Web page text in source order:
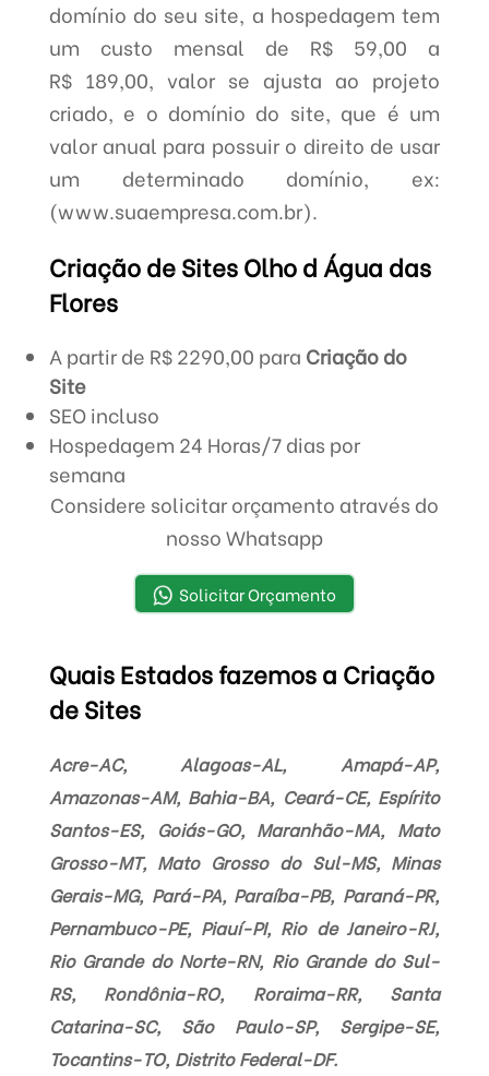
domínio do seu site, a hospedagem tem
um custo mensal de R$ 59,00 a
R$ 189,00, valor se ajusta ao projeto
criado, e o domínio do site, que é um
valor anual para possuir o direito de usar
um determinado domínio, ex:
(www.suaempresa.com.br).
Criação de Sites Olho d Água das
Flores
A partir de R$ 2290,00 para Criação do
Site
SEO incluso
Hospedagem 24 Horas/7 dias por
semana
Considere solicitar orçamento através do
nosso Whatsapp
Solicitar Orçamento
Quais Estados fazemos a Criação
de Sites
Acre-AC, Alagoas-AL, Amapá-AP,
Amazonas-AM, Bahia-BA, Ceará-CE, Espírito
Santos-ES, Goiás-GO, Maranhão-MA, Mato
Grosso-MT, Mato Grosso do Sul-MS, Minas
Gerais-MG, Pará-PA, Paraíba-PB, Paraná-PR,
Pernambuco-PE, Piauí-PI, Rio de Janeiro-RJ,
Rio Grande do Norte-RN, Rio Grande do Sul-
RS, Rondônia-RO, Roraima-RR, Santa
Catarina-SC, São Paulo-SP, Sergipe-SE,
Tocantins-TO, Distrito Federal-DF.